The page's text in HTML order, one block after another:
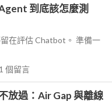
到底該怎麼測
在評估 Chatbot。 準備一
1 個留言
放過：Air Gap 與離線